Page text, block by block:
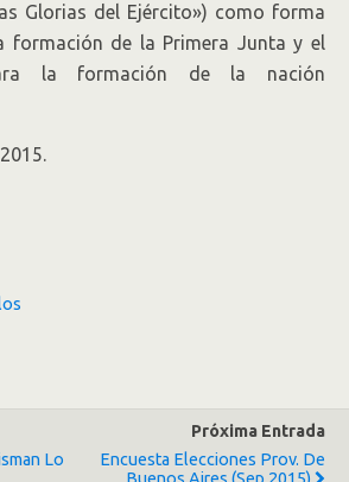
Glorias del Ejército») como forma
formación de la Primera Junta y el
la formación de la nación
Lo
Próxima Entrada
Encuesta Elecciones Prov. De